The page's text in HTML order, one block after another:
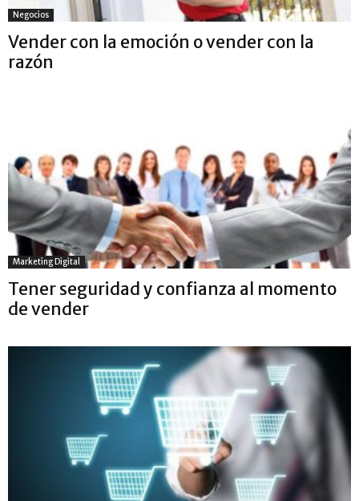
Negocios
Vender con la emoción o vender con la
razón
Marketing Digital
Tener seguridad y confianza al momento
de vender